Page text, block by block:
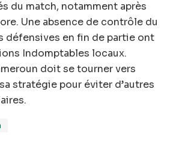
du match, notamment après
Une absence de contrôle du
défensives en fin de partie ont
Indomptables locaux.
doit se tourner vers
stratégie pour éviter d’autres